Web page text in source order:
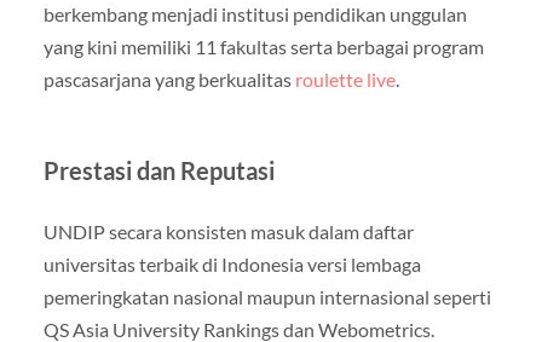
berkembang menjadi institusi pendidikan unggulan
yang kini memiliki 11 fakultas serta berbagai program
pascasarjana yang berkualitas roulette live.
Prestasi dan Reputasi
UNDIP secara konsisten masuk dalam daftar
universitas terbaik di Indonesia versi lembaga
pemeringkatan nasional maupun internasional seperti
QS Asia University Rankings dan Webometrics.